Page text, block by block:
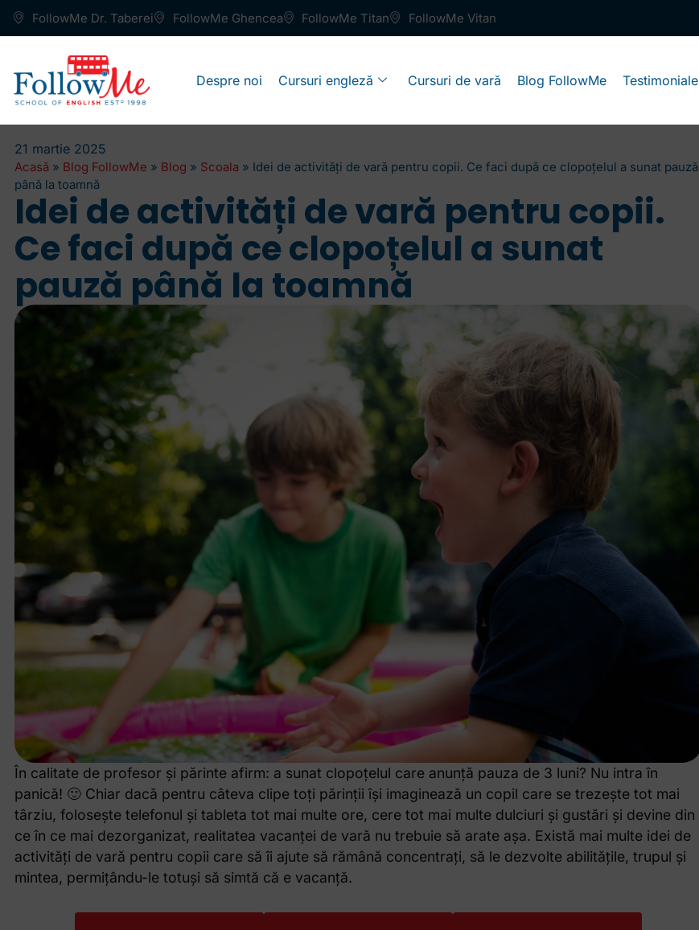
FollowMe Dr. Taberei FollowMe Ghencea FollowMe Titan FollowMe Vitan
Despre noi Cursuri engleză Cursuri de vară Blog FollowMe Testimoniale
21 martie 2025
Acasă » Blog FollowMe » Blog » Scoala » Idei de activități de vară pentru copii. Ce faci după ce clopoțelul a sunat pauză
până la toamnă
Idei de activități de vară pentru copii.
Ce faci după ce clopoțelul a sunat
pauză până la toamnă
În calitate de profesor și părinte afirm: a sunat clopoțelul care anunță pauza de 3 luni? Nu intra în
panică! 🙂 Chiar dacă pentru câteva clipe toți părinții își imaginează un copil care se trezește tot mai
târziu, folosește telefonul și tableta tot mai multe ore, cere tot mai multe dulciuri și gustări și devine din
ce în ce mai dezorganizat, realitatea vacanței de vară nu trebuie să arate așa. Există mai multe idei de
activități de vară pentru copii care să îi ajute să rămână concentrați, să le dezvolte abilitățile, trupul și
mintea, permițându-le totuși să simtă că e vacanță.